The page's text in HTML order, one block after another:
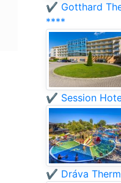
✔️ Gotthard
****
✔️ Session
✔️ Dráva